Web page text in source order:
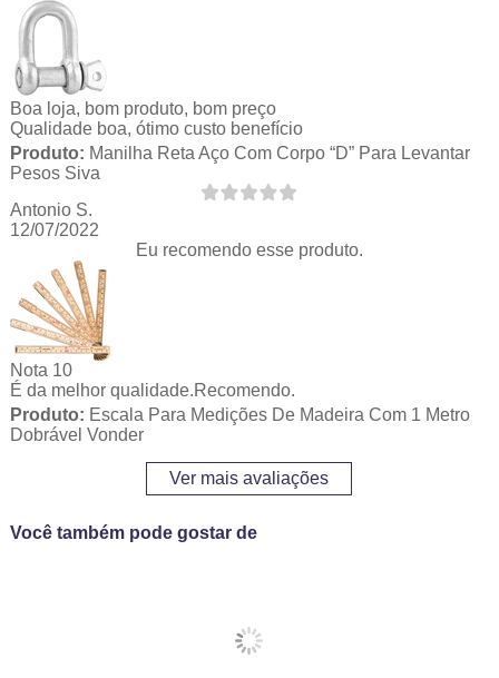
Boa loja, bom produto, bom preço
Qualidade boa, ótimo custo benefício
Produto: Manilha Reta Aço Com Corpo “D” Para Levantar
Pesos Siva
Antonio S.
12/07/2022
Eu recomendo esse produto.
Nota 10
É da melhor qualidade.Recomendo.
Produto: Escala Para Medições De Madeira Com 1 Metro
Dobrável Vonder
Ver mais avaliações
Você também pode gostar de